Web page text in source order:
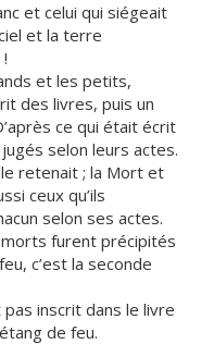
et celui qui siégeait
et la terre
et les petits,
des livres, puis un
ce qui était écrit
selon leurs actes.
retenait ; la Mort et
ceux qu’ils
selon ses actes.
furent précipités
c’est la seconde
inscrit dans le livre
de feu.